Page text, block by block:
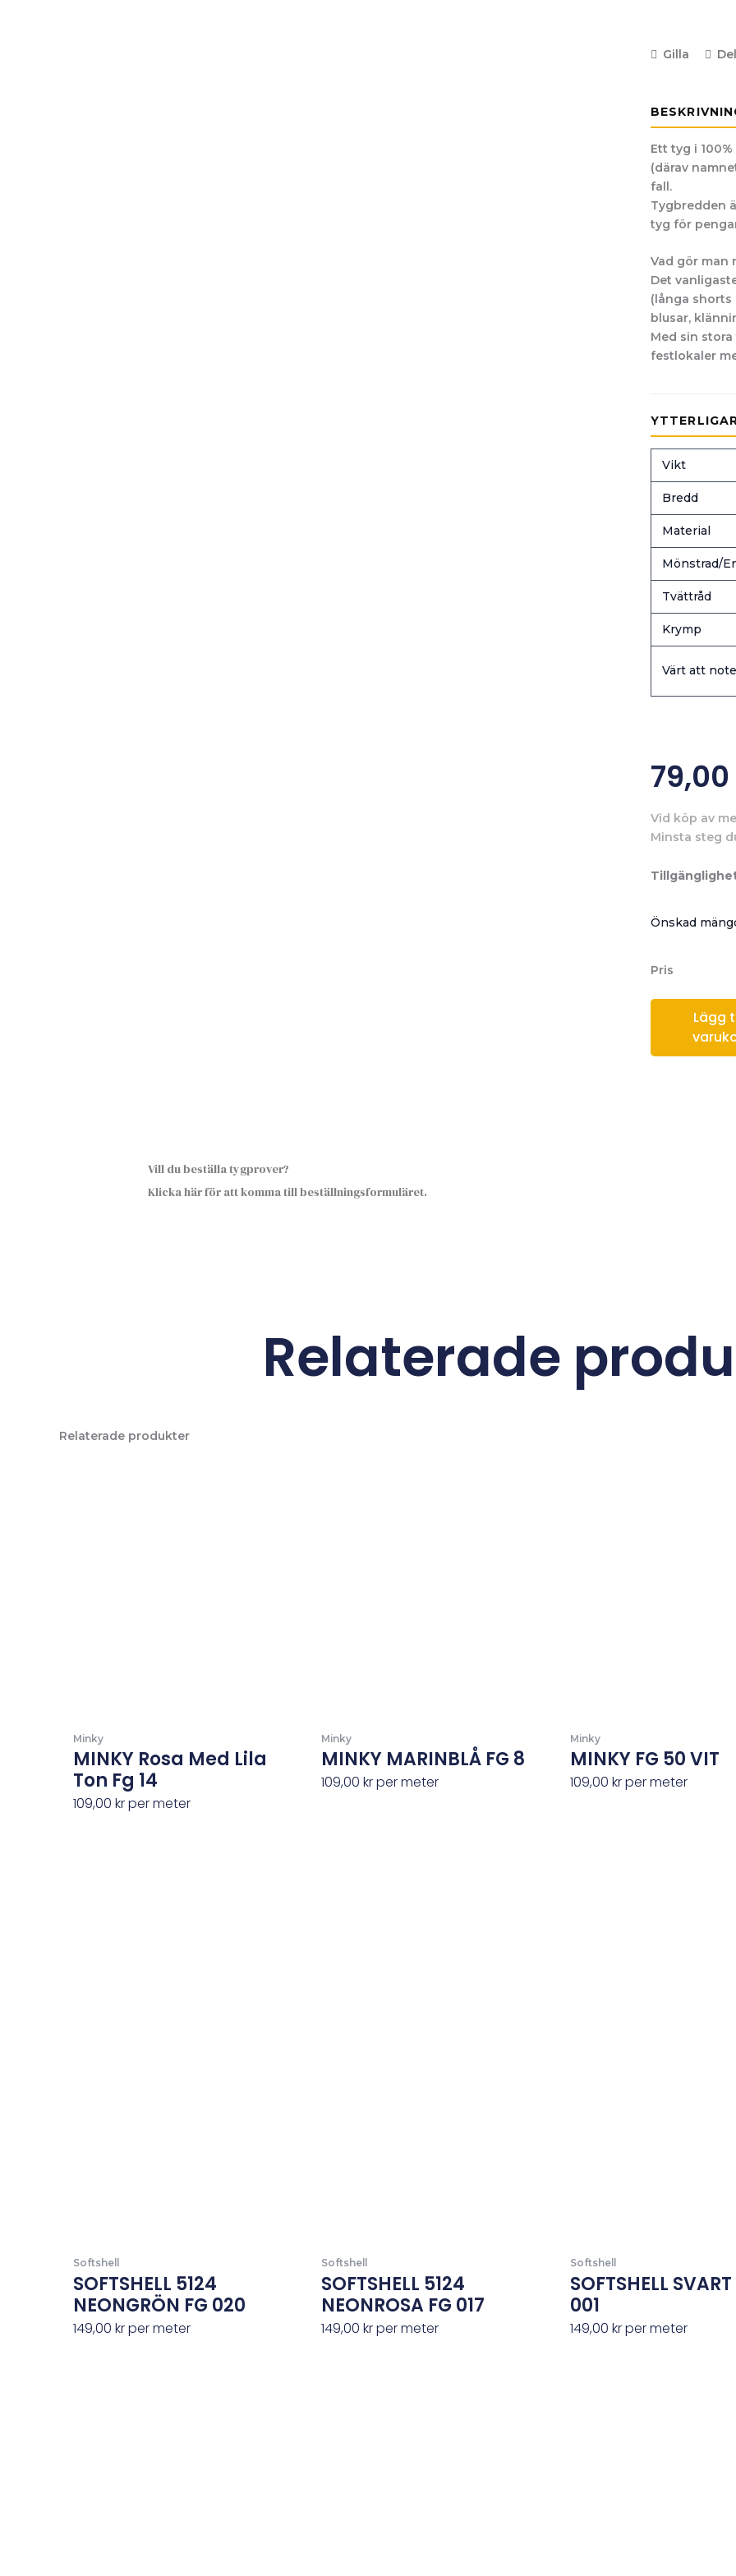
Gilla
Ett tyg i
(därav
fall.
Tygbredden
tyg för
Vad gör man
Det
(långa shorts
blusar,
Med sin
festlokaler
Vikt
Bredd
Material
Mönstrad/
Tvättråd
Krymp
Värt att
79,00
Vid köp av
Minsta steg
Önskad
Pris
Lägg
Vill du beställa tygprover?
Klicka här för att komma till beställningsformuläret.
Relaterade
Relaterade produkter
Minky
MINKY Rosa Med Lila
Ton Fg 14
109,00 krper meter
Minky
MINKY MARINBLÅ FG 8
109,00krper meter
Minky
MINKY FG 50 VIT
109,00 krper meter
Softshell
SOFTSHELL 5124
NEONGRÖN FG 020
149,00 krper meter
Softshell
SOFTSHELL 5124
NEONROSA FG 017
149,00krper meter
Softshell
SOFTSHELL
001
149,00 krper meter